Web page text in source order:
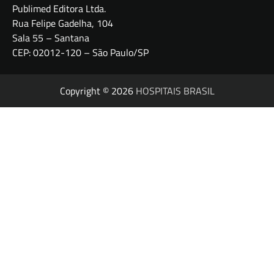
Publimed Editora Ltda.
Rua Felipe Gadelha, 104
Sala 55 – Santana
CEP: 02012-120 – São Paulo/SP
Copyright © 2026 HOSPITAIS BRASIL